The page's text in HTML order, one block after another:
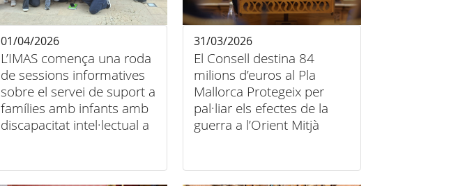
L’IMAS comença una roda
de sessions informatives
sobre el servei de suport a
famílies amb infants amb
discapacitat intel·lectual a
01/04/2026
El Consell destina 84
milions d’euros al Pla
Mallorca Protegeix per
pal·liar els efectes de la
guerra a l’Orient Mitjà
31/03/2026